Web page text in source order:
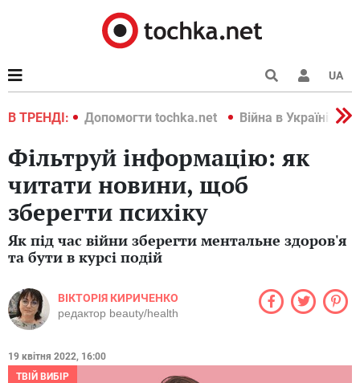
UA
В ТРЕНДІ:
2022 Допомогти tochka.net Війна в Україні 2022
Фільтруй інформацію: як
читати новини, щоб
зберегти психіку
Як під час війни зберегти ментальне здоров'я
та бути в курсі подій
ВІКТОРІЯ КИРИЧЕНКО
редактор beauty/health
19 квітня 2022, 16:00
ТВІЙ ВИБІР